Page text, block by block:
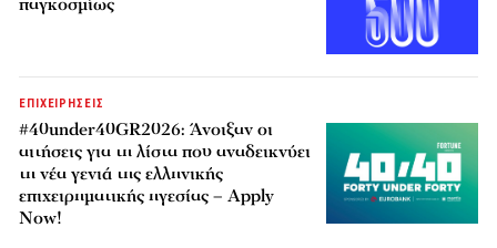
ΕΠΙΧΕΙΡΗΣΕΙΣ
#40under40GR2026: Άνοιξαν οι
αιτήσεις για τη λίστα που αναδεικνύει
τη νέα γενιά της ελληνικής
επιχειρηματικής ηγεσίας – Apply
Now!